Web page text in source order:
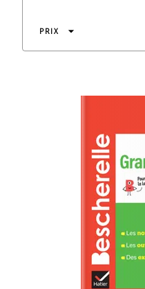
PRIX arrow_drop_down